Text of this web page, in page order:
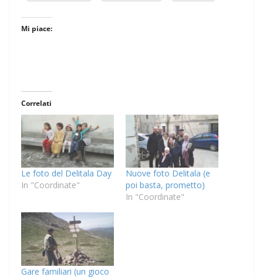
Mi piace:
Correlati
Le foto del Delitala Day
In "Coordinate"
Nuove foto Delitala (e
poi basta, prometto)
In "Coordinate"
Gare familiari (un gioco